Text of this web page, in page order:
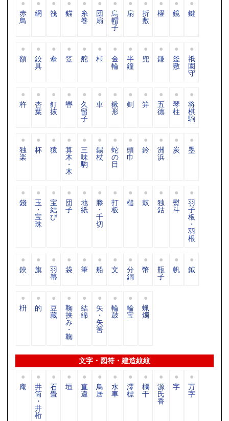
赤
鳥
網 筏 錨 糸
巻
団
扇
烏
帽
子
扇 折
敷
櫂 鏡 鍵
額 鉸
具
傘 笠 舵 桛 金
輪
半
鐘
兜 鎌 釜
敷
祇
園
守
杵 杏
葉
釘
抜
轡 久
留
子
車 鍬
形
剣 笄 五
德
琴
柱
将
棋
駒
独
楽
杯 猿 算
木
・
木
三
味
駒
錫
杖
蛇
の
目
頭
巾
鈴 洲
浜
炭 墨
錢 玉
・
宝
珠
宝
結
び
団
子
地
紙
滕
・
千
切
打
板
槌 鼓 独
鈷
熨
斗
羽
子
板
・
羽
根
鋏 旗 羽
箒
袋 筆 船 文 分
銅
幣 瓶
子
帆 鉞
枡 的 豆
藏
鞠
挟
み
・
鞠
結
綿
矢
・
矢
筈
輪
鼓
輪
宝
蝋
燭
文字・図符・建造紋紋
庵 井
筒
・
井
桁
石
畳
垣 直
違
鳥
居
水
車
澪
標
欄
干
源
氏
香
字 万
字